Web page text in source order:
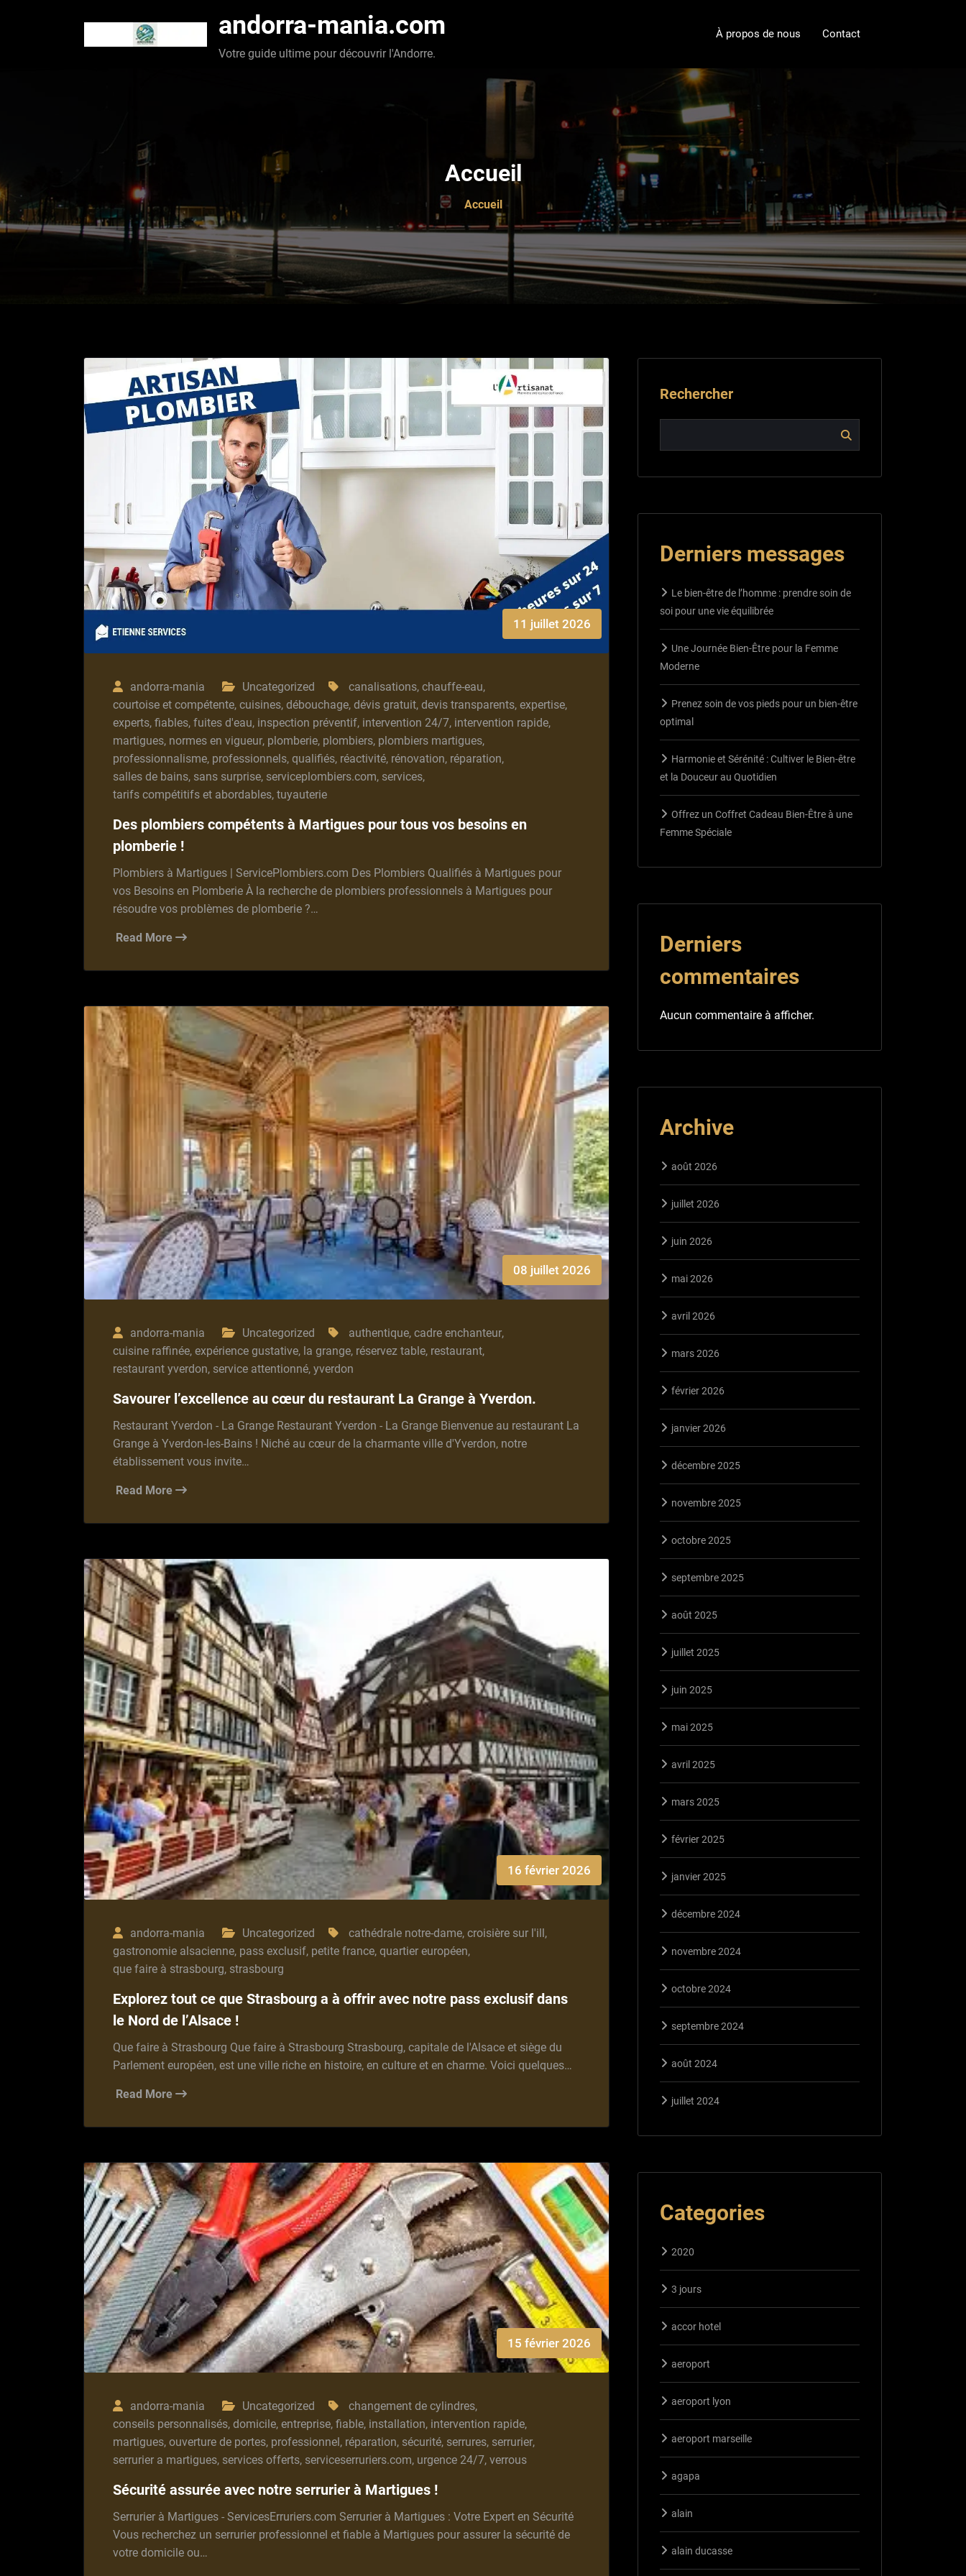
andorra-mania.com
Votre guide ultime pour découvrir l'Andorre.
À propos de nous Contact
Accueil
Accueil
11 juillet 2026
andorra-mania Uncategorized canalisations, chauffe-eau,
courtoise et compétente, cuisines, débouchage, dévis gratuit, devis transparents, expertise,
experts, fiables, fuites d'eau, inspection préventif, intervention 24/7, intervention rapide,
martigues, normes en vigueur, plomberie, plombiers, plombiers martigues,
professionnalisme, professionnels, qualifiés, réactivité, rénovation, réparation,
salles de bains, sans surprise, serviceplombiers.com, services,
tarifs compétitifs et abordables, tuyauterie
Des plombiers compétents à Martigues pour tous vos besoins en
plomberie !
Plombiers à Martigues | ServicePlombiers.com Des Plombiers Qualifiés à Martigues pour
vos Besoins en Plomberie À la recherche de plombiers professionnels à Martigues pour
résoudre vos problèmes de plomberie ?…
Read More
08 juillet 2026
andorra-mania Uncategorized authentique, cadre enchanteur,
cuisine raffinée, expérience gustative, la grange, réservez table, restaurant,
restaurant yverdon, service attentionné, yverdon
Savourer l’excellence au cœur du restaurant La Grange à Yverdon.
Restaurant Yverdon - La Grange Restaurant Yverdon - La Grange Bienvenue au restaurant La
Grange à Yverdon-les-Bains ! Niché au cœur de la charmante ville d'Yverdon, notre
établissement vous invite…
Read More
16 février 2026
andorra-mania Uncategorized cathédrale notre-dame, croisière sur l'ill,
gastronomie alsacienne, pass exclusif, petite france, quartier européen,
que faire à strasbourg, strasbourg
Explorez tout ce que Strasbourg a à offrir avec notre pass exclusif dans
le Nord de l’Alsace !
Que faire à Strasbourg Que faire à Strasbourg Strasbourg, capitale de l'Alsace et siège du
Parlement européen, est une ville riche en histoire, en culture et en charme. Voici quelques…
Read More
15 février 2026
andorra-mania Uncategorized changement de cylindres,
conseils personnalisés, domicile, entreprise, fiable, installation, intervention rapide,
martigues, ouverture de portes, professionnel, réparation, sécurité, serrures, serrurier,
serrurier a martigues, services offerts, serviceserruriers.com, urgence 24/7, verrous
Sécurité assurée avec notre serrurier à Martigues !
Serrurier à Martigues - ServicesErruriers.com Serrurier à Martigues : Votre Expert en Sécurité
Vous recherchez un serrurier professionnel et fiable à Martigues pour assurer la sécurité de
votre domicile ou…
Rechercher
Derniers messages
Le bien-être de l’homme : prendre soin de
soi pour une vie équilibrée
Une Journée Bien-Être pour la Femme
Moderne
Prenez soin de vos pieds pour un bien-être
optimal
Harmonie et Sérénité : Cultiver le Bien-être
et la Douceur au Quotidien
Offrez un Coffret Cadeau Bien-Être à une
Femme Spéciale
Derniers
commentaires
Aucun commentaire à afficher.
Archive
août 2026
juillet 2026
juin 2026
mai 2026
avril 2026
mars 2026
février 2026
janvier 2026
décembre 2025
novembre 2025
octobre 2025
septembre 2025
août 2025
juillet 2025
juin 2025
mai 2025
avril 2025
mars 2025
février 2025
janvier 2025
décembre 2024
novembre 2024
octobre 2024
septembre 2024
août 2024
juillet 2024
Categories
2020
3 jours
accor hotel
aeroport
aeroport lyon
aeroport marseille
agapa
alain
alain ducasse